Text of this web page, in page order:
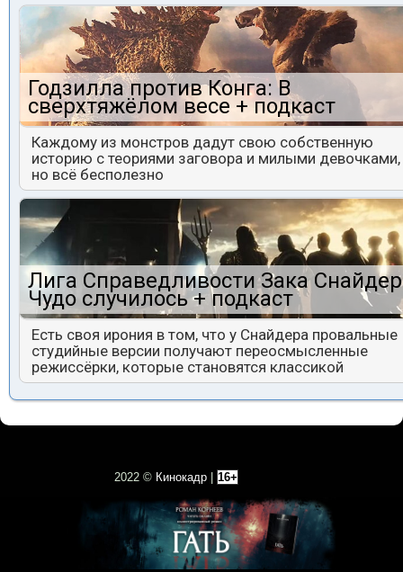
Годзилла против Конга: В
сверхтяжёлом весе + подкаст
Каждому из монстров дадут свою собственную
историю с теориями заговора и милыми девочками,
но всё бесполезно
Лига Справедливости Зака
Чудо случилось + подкаст
Есть своя ирония в том, что у Снайдера провальные
студийные версии получают переосмысленные
режиссёрки, которые становятся классикой
2022 © Кинокадр 16+